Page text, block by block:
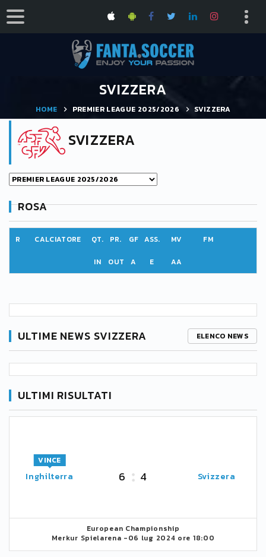
SVIZZERA
HOME PREMIER LEAGUE 2025/2026 SVIZZERA
SVIZZERA
ROSA
R CALCIATORE QT. PR. GF ASS. MV FM
IN OUT A E AA
ULTIME NEWS SVIZZERA ELENCO NEWS
ULTIMI RISULTATI
Inghilterra
VINCE
6 4 Svizzera
European Championship
Merkur Spielarena -06 lug 2024 ore 18:00